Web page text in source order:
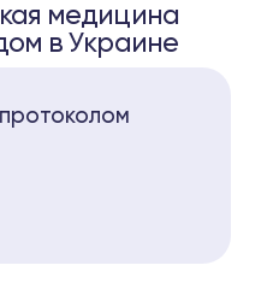
медицина
в Украине